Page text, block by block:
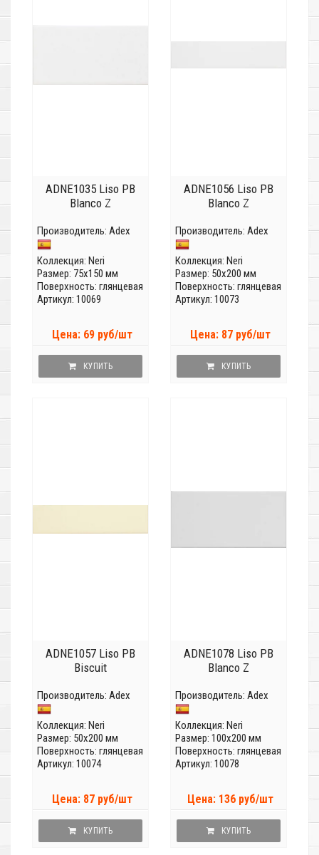
ADNE1035 Liso PB
Blanco Z
Производитель: Adex
Коллекция: Neri
Размер: 75x150 мм
Поверхность: глянцевая
Артикул: 10069
Цена: 69 руб/шт
КУПИТЬ
ADNE1056 Liso PB
Blanco Z
Производитель: Adex
Коллекция: Neri
Размер: 50x200 мм
Поверхность: глянцевая
Артикул: 10073
Цена: 87 руб/шт
КУПИТЬ
ADNE1057 Liso PB
Biscuit
Производитель: Adex
Коллекция: Neri
Размер: 50x200 мм
Поверхность: глянцевая
Артикул: 10074
Цена: 87 руб/шт
КУПИТЬ
ADNE1078 Liso PB
Blanco Z
Производитель: Adex
Коллекция: Neri
Размер: 100x200 мм
Поверхность: глянцевая
Артикул: 10078
Цена: 136 руб/шт
КУПИТЬ